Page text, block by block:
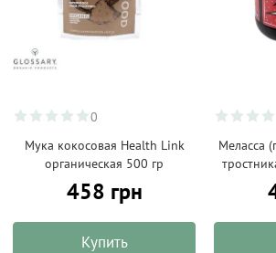
0
Мука кокосовая Health Link
органическая 500 гр
458 грн
Купить
Меласса